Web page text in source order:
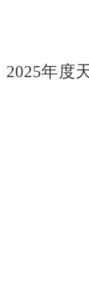
2025年度